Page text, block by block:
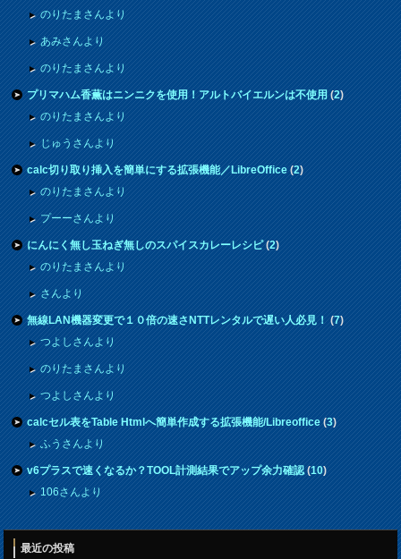
のりたまさんより
あみさんより
のりたまさんより
プリマハム香薫はニンニクを使用！アルトバイエルンは不使用(2)
のりたまさんより
じゅうさんより
calc切り取り挿入を簡単にする拡張機能／LibreOffice(2)
のりたまさんより
プーーさんより
にんにく無し玉ねぎ無しのスパイスカレーレシピ(2)
のりたまさんより
さんより
無線LAN機器変更で１０倍の速さNTTレンタルで遅い人必見！(7)
つよしさんより
のりたまさんより
つよしさんより
calcセル表をTable Htmlへ簡単作成する拡張機能/Libreoffice(3)
ふうさんより
v6プラスで速くなるか？TOOL計測結果でアップ余力確認(10)
106さんより
最近の投稿